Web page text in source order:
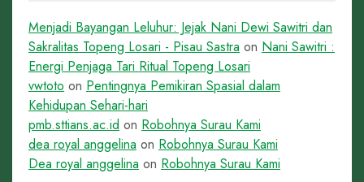
Menjadi Bayangan Leluhur: Jejak Nani Dewi Sawitri dan
Sakralitas Topeng Losari - Pisau Sastra on Nani Sawitri :
Energi Penjaga Tari Ritual Topeng Losari
vwtoto on Pentingnya Pemikiran Spasial dalam
Kehidupan Sehari-hari
pmb.sttians.ac.id on Robohnya Surau Kami
dea royal anggelina on Robohnya Surau Kami
Dea royal anggelina on Robohnya Surau Kami